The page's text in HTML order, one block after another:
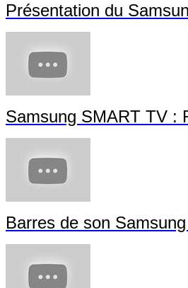
Présentation du Samsung
Samsung SMART TV :
Barres de son Samsung